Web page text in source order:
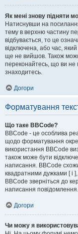
Як мені знову підняти
Натиснувши на
тему в верхню частину
відбувається, то це
відключена, або час,
ще не вийшов. Також
переконайтесь, що ви
знаходитесь.
Догори
Форматування
Що таке BBCode?
BBCode - це особлива
щодо форматування
використання BBCode
також може бути
написання. BBCode
квадратними дужками [ і
BBCode зверніться до
написання повідомлення.
Догори
Чи можу я